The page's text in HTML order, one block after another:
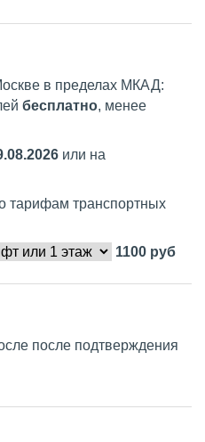
в пределах МКАД:
бесплатно, менее
или на
тарифам транспортных
1100 руб
после подтверждения